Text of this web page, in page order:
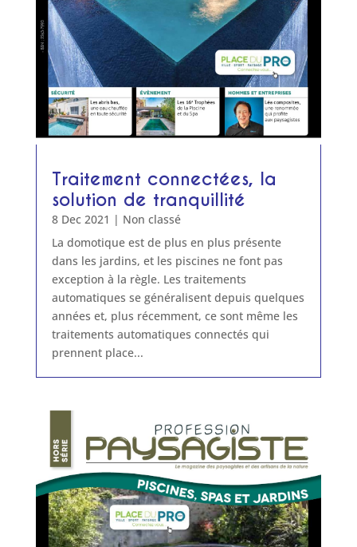
Traitement connectées, la
solution de tranquillité
8 Dec 2021 | Non classé
La domotique est de plus en plus présente
dans les jardins, et les piscines ne font pas
exception à la règle. Les traitements
automatiques se généralisent depuis quelques
années et, plus récemment, ce sont même les
traitements automatiques connectés qui
prennent place...